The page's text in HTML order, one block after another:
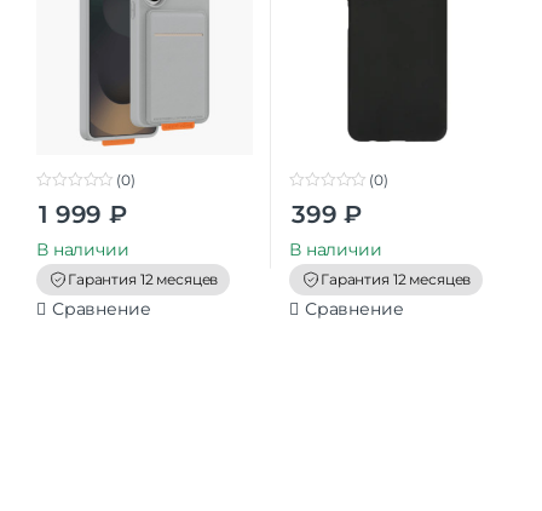
t
o
f
5
(0)
1 999 ₽
В наличии
Гарантия 12 месяцев
Сравнение
o
t
o
f
5
(0)
399 ₽
В наличии
Гарантия 12 месяцев
Сравнение